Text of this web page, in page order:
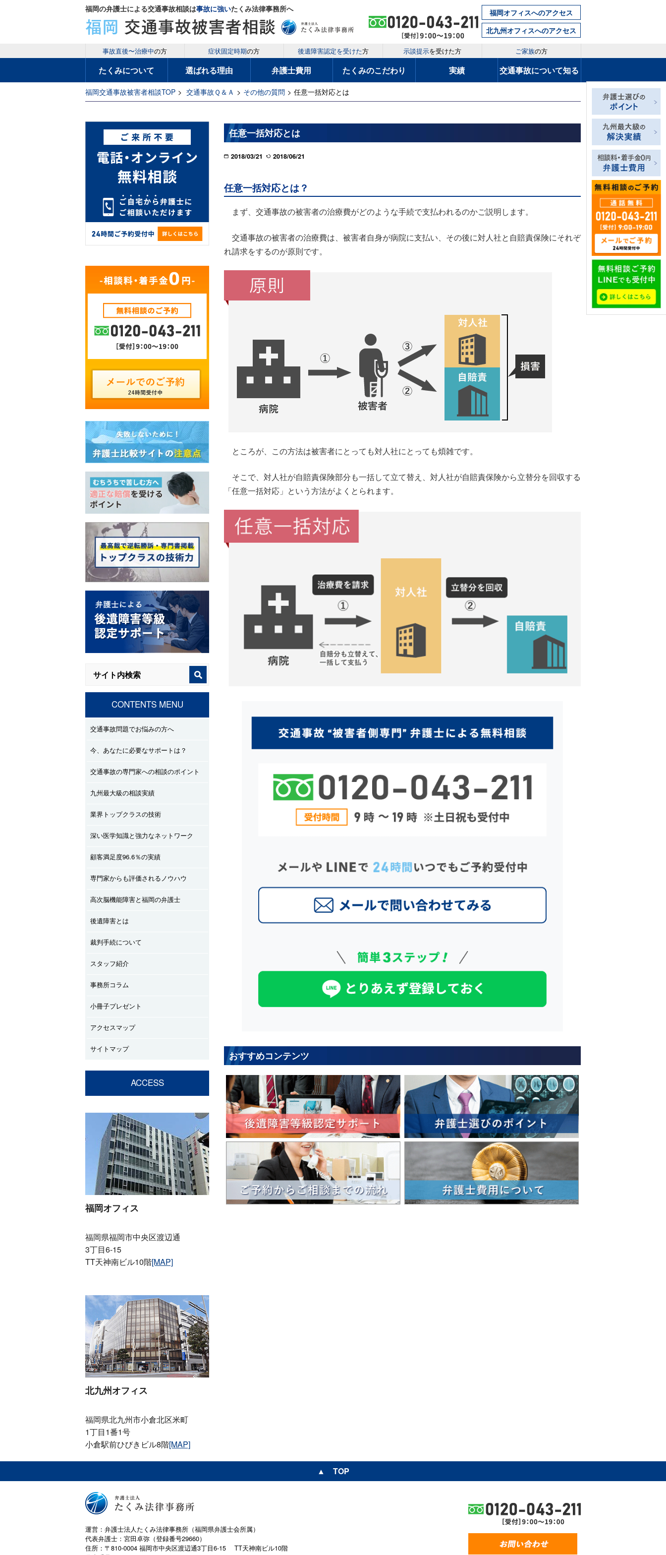
福岡の弁護士による交通事故相談は事故に強いたくみ法律事務所へ
福岡オフィスへのアクセス
北九州オフィスへのアクセス
事故直後〜治療中の方 症状固定時期の方 後遺障害認定を受けた方 示談提示を受けた方 ご家族の方
たくみについて 選ばれる理由 弁護士費用 たくみのこだわり 実績 交通事故について知る
福岡交通事故被害者相談TOP > 交通事故Ｑ＆Ａ > その他の質問 > 任意一括対応とは
任意一括対応とは
2018/03/21 2018/06/21
任意一括対応とは？
まず、交通事故の被害者の治療費がどのような手続で支払われるのかご説明します。
交通事故の被害者の治療費は、被害者自身が病院に支払い、その後に対人社と自賠責保険にそれぞ
れ請求をするのが原則です。
ところが、この方法は被害者にとっても対人社にとっても煩雑です。
そこで、対人社が自賠責保険部分も一括して立て替え、対人社が自賠責保険から立替分を回収する
「任意一括対応」という方法がよくとられます。
おすすめコンテンツ
CONTENTS MENU
交通事故問題でお悩みの方へ
今、あなたに必要なサポートは？
交通事故の専門家への相談のポイント
九州最大級の相談実績
業界トップクラスの技術
深い医学知識と強力なネットワーク
顧客満足度96.6％の実績
専門家からも評価されるノウハウ
高次脳機能障害と福岡の弁護士
後遺障害とは
裁判手続について
スタッフ紹介
事務所コラム
小冊子プレゼント
アクセスマップ
サイトマップ
ACCESS
福岡オフィス
福岡県福岡市中央区渡辺通
3丁目6-15
TT天神南ビル10階[MAP]
北九州オフィス
福岡県北九州市小倉北区米町
1丁目1番1号
小倉駅前ひびきビル8階[MAP]
▲ TOP
運営：弁護士法人たくみ法律事務所（福岡県弁護士会所属）
代表弁護士：宮田卓弥（登録番号29660）
住所：〒810-0004 福岡市中央区渡辺通3丁目6-15
TT天神南ビル10階